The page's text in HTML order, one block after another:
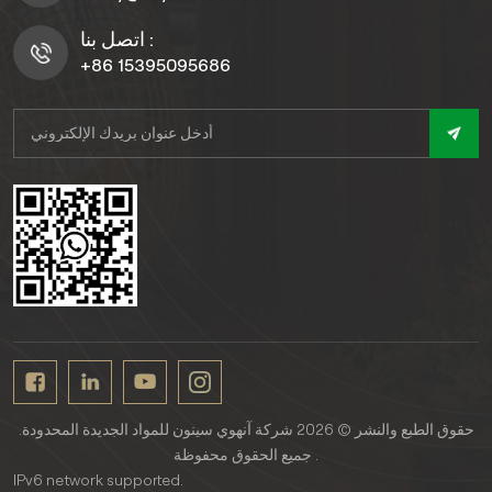
اتصل بنا :
+86 15395095686
حقوق الطبع والنشر © 2026 شركة آنهوي سينون للمواد الجديدة المحدودة.
جميع الحقوق محفوظة .
IPv6 network supported.